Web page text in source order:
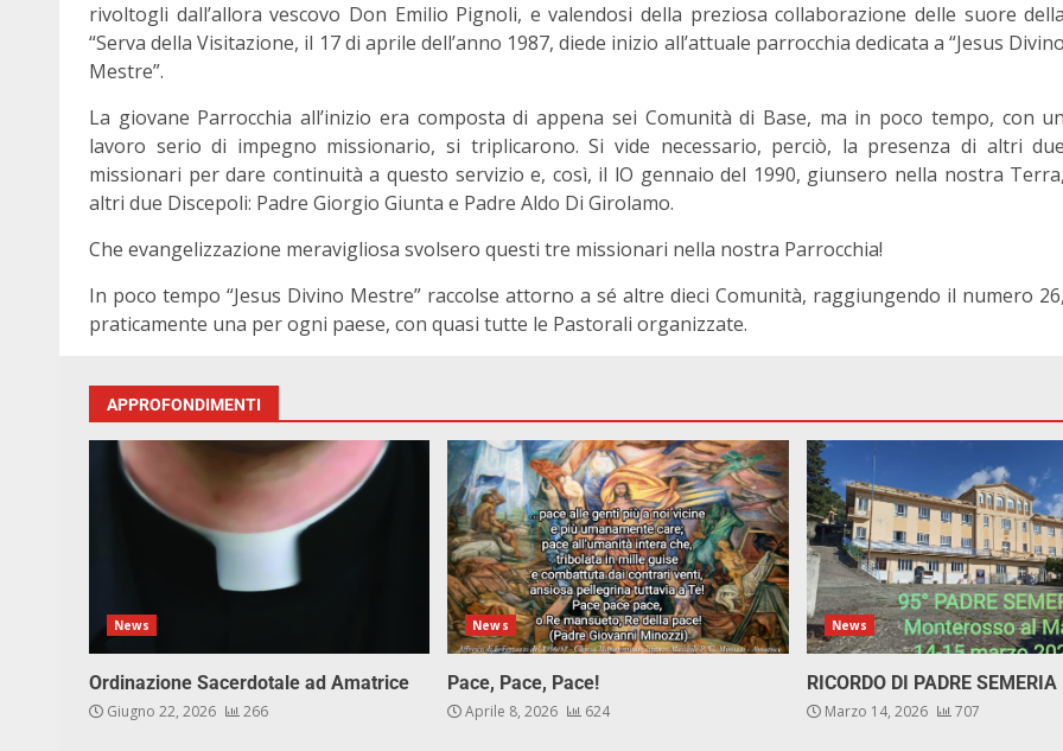
rivoltogli dall’allora vescovo Don Emilio Pignoli, e valendosi della preziosa collaborazione delle suore della
“Serva della Visitazione, il 17 di aprile dell’anno 1987, diede inizio all’attuale parrocchia dedicata a “Jesus Divino
Mestre”.
La giovane Parrocchia all’inizio era composta di appena sei Comunità di Base, ma in poco tempo, con un
lavoro serio di impegno missionario, si triplicarono. Si vide necessario, perciò, la presenza di altri due
missionari per dare continuità a questo servizio e, così, il lO gennaio del 1990, giunsero nella nostra Terra,
altri due Discepoli: Padre Giorgio Giunta e Padre Aldo Di Girolamo.
Che evangelizzazione meravigliosa svolsero questi tre missionari nella nostra Parrocchia!
In poco tempo “Jesus Divino Mestre” raccolse attorno a sé altre dieci Comunità, raggiungendo il numero 26,
praticamente una per ogni paese, con quasi tutte le Pastorali organizzate.
APPROFONDIMENTI
News
Ordinazione Sacerdotale ad Amatrice
Giugno 22, 2026 266
News
Pace, Pace, Pace!
Aprile 8, 2026 624
News
RICORDO DI PADRE SEMERIA
Marzo 14, 2026 707